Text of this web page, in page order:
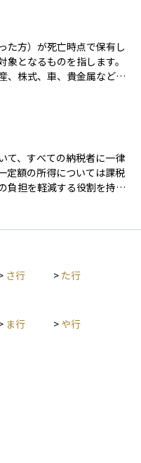
た方）が死亡時点で保有し
となるものを指します。
、株式、車、貴金属などの
体を放棄する「相続放
まれず、相続税の計算上も
る
円滑に進めるうえで、最
て、すべての納税者に一律
定額の所得については課税
負担を軽減する役割を持
さ行 > た行
ま行 > や行